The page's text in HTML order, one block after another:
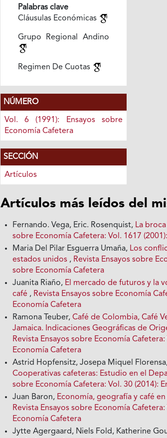
Palabras clave
Cláusulas Económicas
Grupo Regional Andino
Regimen De Cuotas
NÚMERO
Vol. 6 (1991): Ensayos sobre
Economía Cafetera
SECCIÓN
Artículos
Artículos más leídos del
Fernando. Vega, Eric. Rosenquist, La
sobre Economía Cafetera: Vol. 1617
Maria Del Pilar Esguerra Umaña, Los
estados unidos , Revista Ensayos sobre
sobre Economía Cafetera
Juanita Riaño, El mercado de futuros y la
café , Revista Ensayos sobre Economía
Economía Cafetera
Ramona Teuber,Café de Colombia, Café
Jamaica. Indicaciones Geográficas de
Revista Ensayos sobre Economía
Economía Cafetera
Astrid Hopfensitz, Josepa Miquel
Cooperativas cafeteras: Estudio en el
sobre Economía Cafetera: Vol. 30 (2014):
Juan Baron, Economía, geografía y café
Revista Ensayos sobre Economía
Economía Cafetera
Jytte Agergaard, Niels Fold, Katherine